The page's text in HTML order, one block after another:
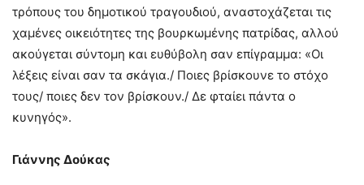
τρόπους του δημοτικού τραγουδιού, αναστοχάζεται τις
χαμένες οικειότητες της βουρκωμένης πατρίδας, αλλού
ακούγεται σύντομη και ευθύβολη σαν επίγραμμα: «Οι
λέξεις είναι σαν τα σκάγια./ Ποιες βρίσκουνε το στόχο
τους/ ποιες δεν τον βρίσκουν./ Δε φταίει πάντα ο
κυνηγός».
Γιάννης Δούκας